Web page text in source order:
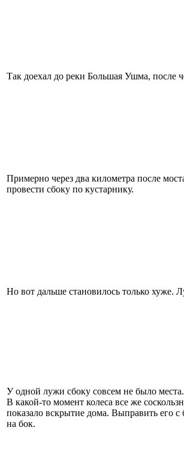
Так доехал до реки Большая Ушма, после
Примерно через два километра после
провести сбоку по кустарнику.
Но вот дальше становилось только хуже.
У одной лужи сбоку совсем не было
В какой-то момент колеса все же
показало вскрытие дома. Выправить его
на бок.